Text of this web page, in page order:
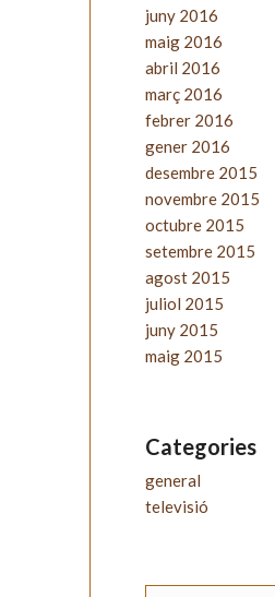
juny 2016
maig 2016
abril 2016
març 2016
febrer 2016
gener 2016
desembre 2015
novembre 2015
octubre 2015
setembre 2015
agost 2015
juliol 2015
juny 2015
maig 2015
Categories
general
televisió